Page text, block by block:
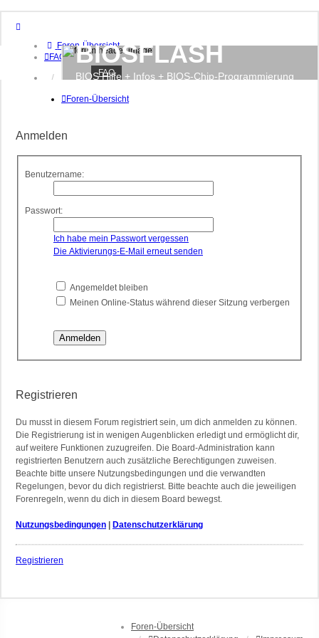
Foren-Übersicht
FAQ
Anmelden
BIOSFLASH
BIOS Hilfe + Infos + BIOS-Chip-Programmierung
FAQ
Foren-Übersicht
Anmelden
Benutzername:
Passwort:
Ich habe mein Passwort vergessen
Die Aktivierungs-E-Mail erneut senden
Angemeldet bleiben
Meinen Online-Status während dieser Sitzung verbergen
Registrieren
Du musst in diesem Forum registriert sein, um dich anmelden zu können.
Die Registrierung ist in wenigen Augenblicken erledigt und ermöglicht dir,
auf weitere Funktionen zuzugreifen. Die Board-Administration kann
registrierten Benutzern auch zusätzliche Berechtigungen zuweisen.
Beachte bitte unsere Nutzungsbedingungen und die verwandten
Regelungen, bevor du dich registrierst. Bitte beachte auch die jeweiligen
Forenregeln, wenn du dich in diesem Board bewegst.
Nutzungsbedingungen Datenschutzerklärung
Registrieren
Foren-Übersicht